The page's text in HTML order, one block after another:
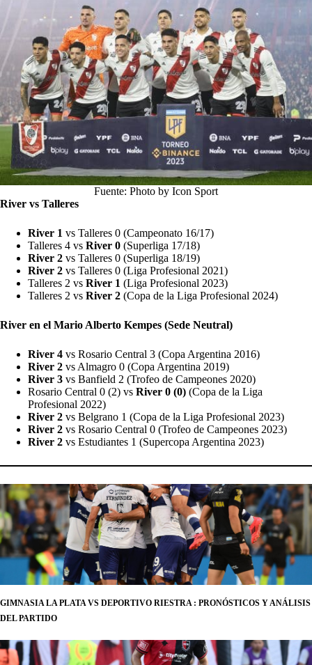
Fuente: Photo by Icon Sport
River vs Talleres
River 1 vs Talleres 0 (Campeonato 16/17)
Talleres 4 vs River 0 (Superliga 17/18)
River 2 vs Talleres 0 (Superliga 18/19)
River 2 vs Talleres 0 (Liga Profesional 2021)
Talleres 2 vs River 1 (Liga Profesional 2023)
Talleres 2 vs River 2 (Copa de la Liga Profesional 2024)
River en el Mario Alberto Kempes (Sede Neutral)
River 4 vs Rosario Central 3 (Copa Argentina 2016)
River 2 vs Almagro 0 (Copa Argentina 2019)
River 3 vs Banfield 2 (Trofeo de Campeones 2020)
Rosario Central 0 (2) vs River 0 (0) (Copa de la Liga
Profesional 2022)
River 2 vs Belgrano 1 (Copa de la Liga Profesional 2023)
River 2 vs Rosario Central 0 (Trofeo de Campeones 2023)
River 2 vs Estudiantes 1 (Supercopa Argentina 2023)
GIMNASIA LA PLATA VS DEPORTIVO RIESTRA : PRONÓSTICOS Y ANÁLISIS
DEL PARTIDO